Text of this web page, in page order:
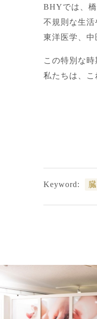
BHYでは、
不規則な生活
東洋医学、中
この特別な
私たちは、こ
Keyword: